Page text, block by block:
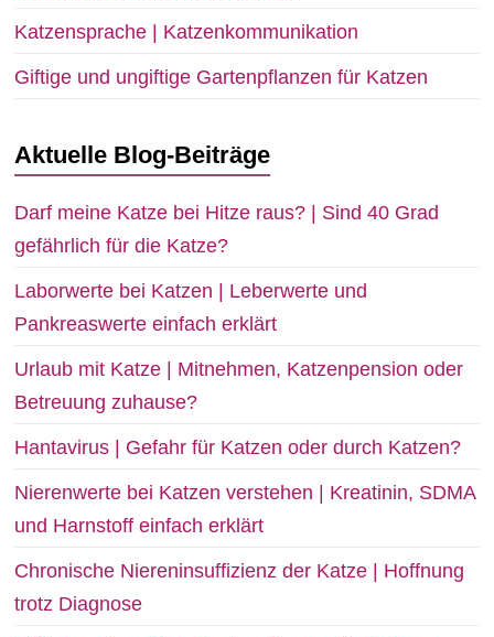
Katzensprache | Katzenkommunikation
Giftige und ungiftige Gartenpflanzen für Katzen
Aktuelle Blog-Beiträge
Darf meine Katze bei Hitze raus? | Sind 40 Grad
gefährlich für die Katze?
Laborwerte bei Katzen | Leberwerte und
Pankreaswerte einfach erklärt
Urlaub mit Katze | Mitnehmen, Katzenpension oder
Betreuung zuhause?
Hantavirus | Gefahr für Katzen oder durch Katzen?
Nierenwerte bei Katzen verstehen | Kreatinin, SDMA
und Harnstoff einfach erklärt
Chronische Niereninsuffizienz der Katze | Hoffnung
trotz Diagnose